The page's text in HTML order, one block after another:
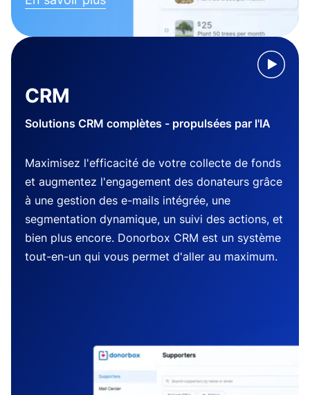
CRM
Solutions CRM complètes - propulsées par l'IA
Maximisez l'efficacité de votre collecte de fonds
et augmentez l'engagement des donateurs grâce
à une gestion des e-mails intégrée, une
segmentation dynamique, un suivi des actions, et
bien plus encore. Donorbox CRM est un système
tout-en-un qui vous permet d'aller au maximum.